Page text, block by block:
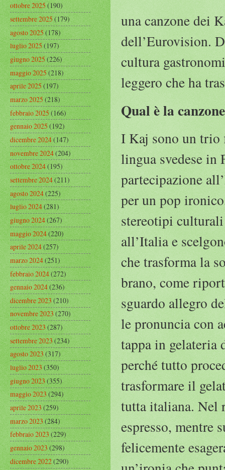
una canzone dei
dell’Eurovision.
cultura
leggero che ha
Qual è la
I Kaj sono un trio
lingua svedese in
partecipazione
per un pop
stereotipi
all’Italia e
che trasforma la
brano, come
sguardo allegro
le pronuncia con
tappa in
perché tutto
trasformare il
tutta italiana. Nel
espresso, mentre
felicemente
ottobre 2025(190)
settembre 2025(179)
agosto 2025(178)
luglio 2025(197)
giugno 2025(226)
maggio 2025(218)
aprile 2025(197)
marzo 2025(218)
febbraio 2025(166)
gennaio 2025(192)
dicembre 2024(147)
novembre 2024(204)
ottobre 2024(195)
settembre 2024(211)
agosto 2024(225)
luglio 2024(281)
giugno 2024(267)
maggio 2024(220)
aprile 2024(257)
marzo 2024(251)
febbraio 2024(272)
gennaio 2024(236)
dicembre 2023(210)
novembre 2023(270)
ottobre 2023(287)
settembre 2023(234)
agosto 2023(317)
luglio 2023(350)
giugno 2023(355)
maggio 2023(294)
aprile 2023(259)
marzo 2023(284)
febbraio 2023(229)
gennaio 2023(298)
dicembre 2022(290)